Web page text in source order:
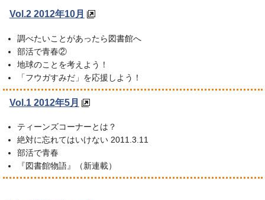
Vol.2 2012年10月
調べたいことがあったら図書館へ
部活で青春②
地球のことを考えよう！
「フウガすみだ」を応援しよう！
Vol.1 2012年5月
ティーンズコーナーとは？
絶対に忘れてはいけない 2011.3.11
部活で青春
『図書館物語』（新連載）